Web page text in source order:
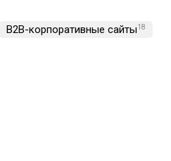
B2B-корпоративные сайты18